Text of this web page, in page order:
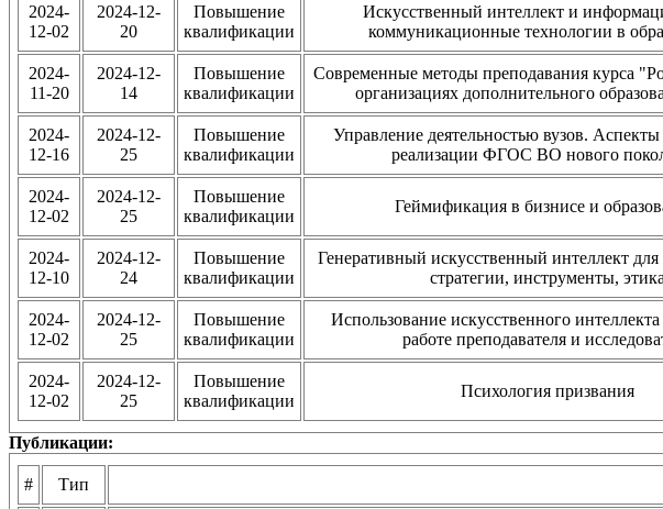
2024-
12-02
2024-12-
20
Повышение
квалификации
Искусственный интеллект и
коммуникационные технологии в
2024-
11-20
2024-12-
14
Повышение
квалификации
Современные методы преподавания курса
организациях дополнительного
2024-
12-16
2024-12-
25
Повышение
квалификации
Управление деятельностью вузов. Аспекты
реализации ФГОС ВО нового
2024-
12-02
2024-12-
25
Повышение
квалификации
Геймификация в бизнисе и
2024-
12-10
2024-12-
24
Повышение
квалификации
Генеративный искусственный интеллект для
стратегии, инструменты, этика
2024-
12-02
2024-12-
25
Повышение
квалификации
Использование искусственного
работе преподавателя и
2024-
12-02
2024-12-
25
Повышение
квалификации
Психология призвания
Публикации:
# Тип